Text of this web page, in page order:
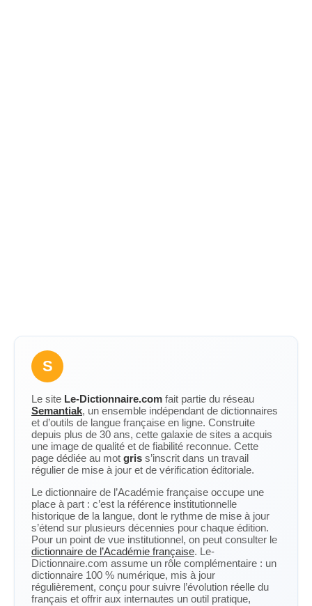
S
Le site Le-Dictionnaire.com fait partie du réseau
Semantiak, un ensemble indépendant de dictionnaires
et d’outils de langue française en ligne. Construite
depuis plus de 30 ans, cette galaxie de sites a acquis
une image de qualité et de fiabilité reconnue. Cette
page dédiée au mot gris s’inscrit dans un travail
régulier de mise à jour et de vérification éditoriale.
Le dictionnaire de l’Académie française occupe une
place à part : c’est la référence institutionnelle
historique de la langue, dont le rythme de mise à jour
s’étend sur plusieurs décennies pour chaque édition.
Pour un point de vue institutionnel, on peut consulter le
dictionnaire de l’Académie française. Le-
Dictionnaire.com assume un rôle complémentaire : un
dictionnaire 100 % numérique, mis à jour
régulièrement, conçu pour suivre l’évolution réelle du
français et offrir aux internautes un outil pratique,